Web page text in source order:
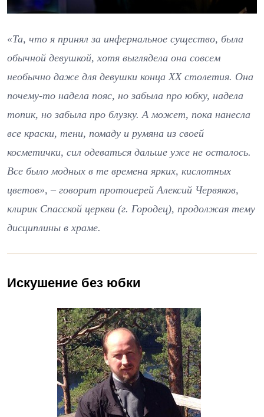
«Та, что я принял за инфернальное существо, была
обычной девушкой, хотя выглядела она совсем
необычно даже для девушки конца ХХ столетия. Она
почему-то надела пояс, но забыла про юбку, надела
топик, но забыла про блузку. А может, пока нанесла
все краски, тени, помаду и румяна из своей
косметички, сил одеваться дальше уже не осталось.
Все было модных в те времена ярких, кислотных
цветов», – говорит протоиерей Алексий Червяков,
клирик Спасской церкви (г. Городец), продолжая тему
дисциплины в храме.
Искушение без юбки